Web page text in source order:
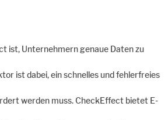
ist, Unternehmern genaue Daten zu
ist dabei, ein schnelles und fehlerfreies
werden muss. CheckEffect bietet E-